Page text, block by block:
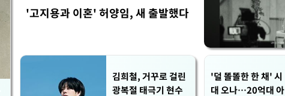
'고지용과 이혼' 허양임, 새 출발했다
김희철, 거꾸로 걸린
광복절 태극기 현수
'덜 똘똘한 한 채' 시
대 오나…20억대 아